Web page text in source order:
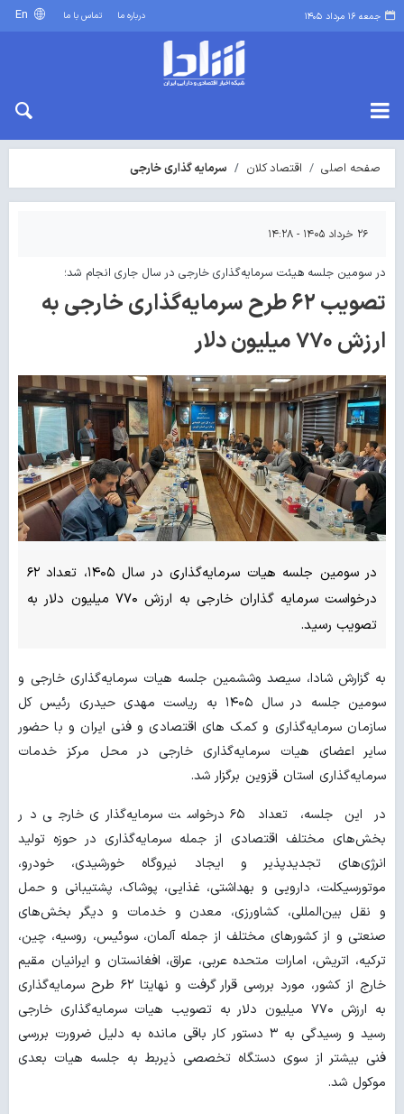
جمعه ۱۶ مرداد ۱۴۰۵ درباره ما تماس با ما
صفحه اصلی اقتصاد کلان سرمایه گذاری خارجی
۲۶ خرداد ۱۴۰۵ - ۱۴:۲۸
در سومین جلسه هیئت سرمایه‌گذاری خارجی در سال جاری انجام شد؛
تصویب ۶۲ طرح سرمایه‌گذاری خارجی به
ارزش ۷۷۰ میلیون دلار
در سومین جلسه هیات سرمایه‌گذاری در سال ۱۴۰۵، تعداد ۶۲
درخواست سرمایه گذاران خارجی به ارزش ۷۷۰ میلیون دلار به
تصویب رسید.
به گزارش شادا، سیصد وششمین جلسه هیات سرمایه‌گذاری خارجی و
سومین جلسه در سال ۱۴۰۵ به ریاست مهدی حیدری رئیس کل
سازمان سرمایه‌گذاری و کمک های اقتصادی و فنی ایران و با حضور
سایر اعضای هیات سرمایه‌گذاری خارجی در محل مرکز خدمات
سرمایه‌گذاری استان قزوین برگزار شد.
در این جلسه، تعداد ۶۵ درخواست سرمایه‌گذاری خارجی در
بخش‌های مختلف اقتصادی از جمله سرمایه‌گذاری در حوزه تولید
انرژی‌­های تجدیدپذیر و ایجاد نیروگاه خورشیدی، خودرو،
موتورسیکلت، دارویی و بهداشتی، غذایی، پوشاک، پشتیبانی و حمل
و نقل بین‌المللی، کشاورزی، معدن و خدمات و دیگر بخش‌های
صنعتی و از کشورهای مختلف از جمله آلمان، سوئیس، روسیه، چین،
ترکیه، اتریش، امارات متحده عربی، عراق، افغانستان و ایرانیان مقیم
خارج از کشور، مورد بررسی قرار گرفت و نهایتا ۶۲ طرح سرمایه‌گذاری
به ارزش ۷۷۰ میلیون دلار به تصویب هیات سرمایه‌گذاری خارجی
رسید و رسیدگی به ۳ دستور کار باقی مانده به دلیل ضرورت بررسی
فنی بیشتر از سوی دستگاه تخصصی ذیربط به جلسه هیات بعدی
موکول شد.